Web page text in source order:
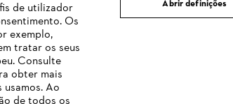
STIHL Orange Deals
de utilizador
Os
exemplo,
tratar os seus
Consulte
obter mais
Ao
Abrir definições